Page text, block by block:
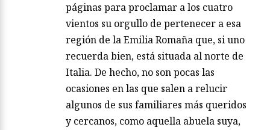
páginas para proclamar a los cuatro
vientos su orgullo de pertenecer a esa
región de la Emilia Romaña que, si uno
recuerda bien, está situada al norte de
Italia. De hecho, no son pocas las
ocasiones en las que salen a relucir
algunos de sus familiares más queridos
y cercanos, como aquella abuela suya,